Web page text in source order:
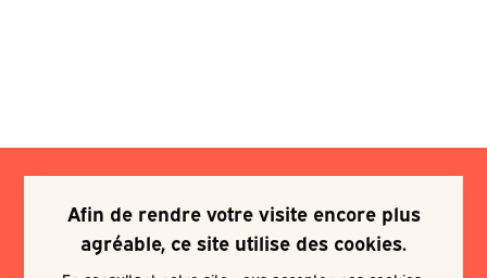
Je souhaite m'inscrire à une
newsletter
Afin de rendre votre visite encore plus
agréable, ce site utilise des cookies.